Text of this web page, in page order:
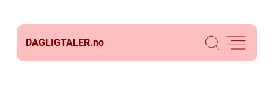
DAGLIGTALER.no